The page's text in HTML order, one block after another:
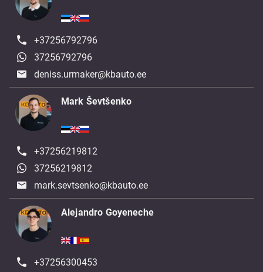
+37256792796
37256792796
deniss.urmaker@kbauto.ee
Mark Ševtšenko
+37256219812
37256219812
mark.sevtsenko@kbauto.ee
Alejandro Goyeneche
+37256300453